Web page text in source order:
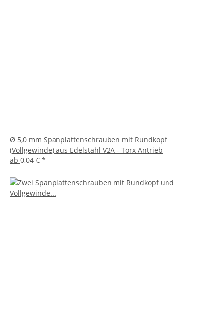
Ø 5,0 mm Spanplattenschrauben mit Rundkopf
(Vollgewinde) aus Edelstahl V2A - Torx Antrieb
ab 0,04 € *